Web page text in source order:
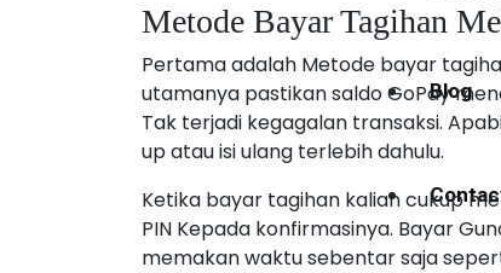
Blog
Metode Bayar Tagihan
Pertama adalah Metode bayar
utamanya pastikan saldo GoPay
Tak terjadi kegagalan transaksi.
up atau isi ulang terlebih dahulu.
Ketika bayar tagihan kalian cukup
PIN Kepada konfirmasinya. Bayar
memakan waktu sebentar saja